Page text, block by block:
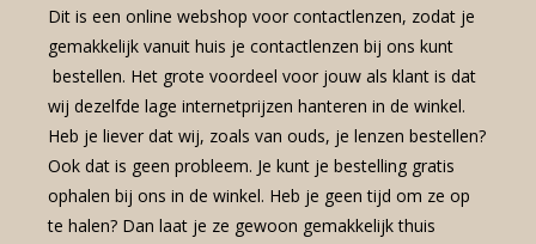
Dit is een online webshop voor contactlenzen, zodat je
gemakkelijk vanuit huis je contactlenzen bij ons kunt
bestellen. Het grote voordeel voor jouw als klant is dat
wij dezelfde lage internetprijzen hanteren in de winkel.
Heb je liever dat wij, zoals van ouds, je lenzen bestellen?
Ook dat is geen probleem. Je kunt je bestelling gratis
ophalen bij ons in de winkel. Heb je geen tijd om ze op
te halen? Dan laat je ze gewoon gemakkelijk thuis